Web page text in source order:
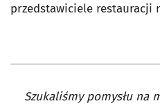
przedstawiciele restauracji
Szukaliśmy pomysłu na